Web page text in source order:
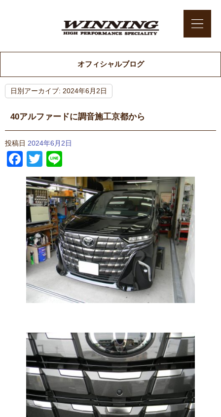
オフィシャルブログ
日別アーカイブ: 2024年6月2日
40アルファードに調音施工京都から
投稿日 2024年6月2日
Facebook
Twitter